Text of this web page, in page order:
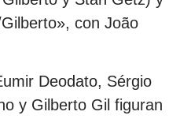
con João
Deodato, Sérgio
y Gilberto Gil figuran